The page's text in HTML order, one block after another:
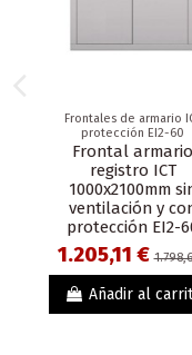
Frontales de armario
protección EI2-60
Frontal armario
registro ICT
1000x2100mm
ventilación y
protección EI2-
1.205,11 €
Añadir al